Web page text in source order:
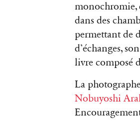
monochromie,
dans des
permettant de
d’échanges,
livre composé
La
Nobuyoshi